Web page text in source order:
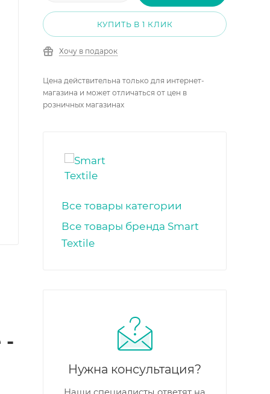
-
КУПИТЬ В 1 КЛИК
Хочу в подарок
Цена действительна только для интернет-
магазина и может отличаться от цен в
розничных магазинах
Все товары категории
Все товары бренда Smart
Textile
Нужна консультация?